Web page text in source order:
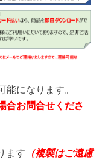
になります。
合お問合せくださ
ます （複製はご遠慮